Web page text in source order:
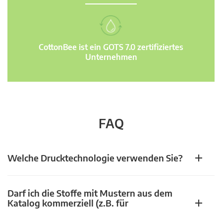
CottonBee ist ein GOTS 7.0 zertifiziertes
Unternehmen
FAQ
Welche Drucktechnologie verwenden Sie?
Darf ich die Stoffe mit Mustern aus dem
Katalog kommerziell (z.B. für